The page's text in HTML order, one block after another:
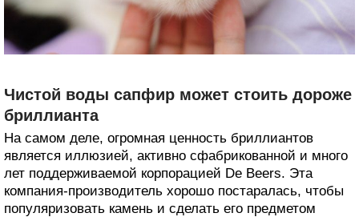
Чистой воды сапфир может стоить дороже
бриллианта
На самом деле, огромная ценность бриллиантов
является иллюзией, активно сфабрикованной и много
лет поддерживаемой корпорацией De Beers. Эта
компания-производитель хорошо постаралась, чтобы
популяризовать камень и сделать его предметом